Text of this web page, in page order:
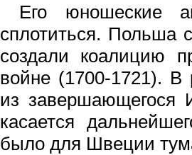
Его юношеские
сплотиться. Польша
создали коалицию
войне (1700-1721).
из завершающегося
касается
было для Швеции